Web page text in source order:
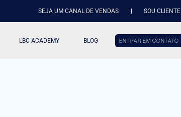
SEJA UM CANAL DE VENDAS SOU CLIENTE
LBC ACADEMY BLOG ENTRAR EM CONTATO